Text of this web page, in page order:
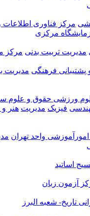
مرکز فناوری اطلاعات
مرکزی
مدیریت تربیت بدنی مرکز
فرهنگی مدیریت
ورزشی حقوق و علوم
فیزیک مدیریت هنر
واحد تهران
اساتید
آزمون زبان
تاریخ- شعبه البرز